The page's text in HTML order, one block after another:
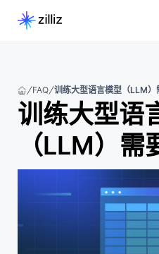
FAQ 训练大型语言模型（LLM）
训练大型语
（LLM）需